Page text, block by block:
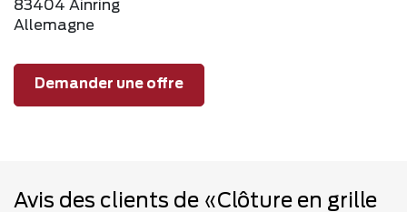
83404 Ainring
Allemagne
Demander une offre
Avis des clients de «Clôture en grille